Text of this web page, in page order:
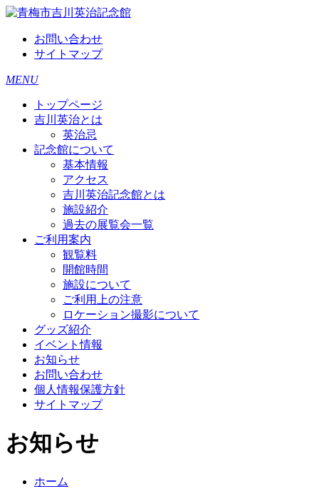
お問い合わせ
サイトマップ
MENU
トップページ
吉川英治とは
英治忌
記念館について
基本情報
アクセス
吉川英治記念館とは
施設紹介
過去の展覧会一覧
ご利用案内
観覧料
開館時間
施設について
ご利用上の注意
ロケーション撮影について
グッズ紹介
イベント情報
お知らせ
お問い合わせ
個人情報保護方針
サイトマップ
お知らせ
ホーム